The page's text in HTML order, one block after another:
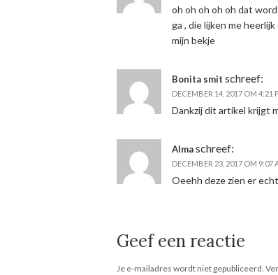
oh oh oh oh oh dat
ga , die lijken me
mijn bekje
Bonita smit schreef:
DECEMBER 14, 2017 OM 4:21
Dankzij dit artikel krijgt
Almaschreef:
DECEMBER 23, 2017 OM 9:07
Oeehh deze zien er
Geef een reactie
Je e-mailadres wordt niet gepubliceerd.